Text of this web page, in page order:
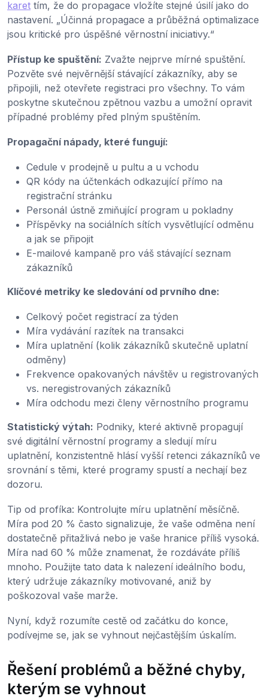
karet tím, že do propagace vložíte stejné úsilí jako do
nastavení. „Účinná propagace a průběžná optimalizace
jsou kritické pro úspěšné věrnostní iniciativy.“
Přístup ke spuštění: Zvažte nejprve mírné spuštění.
Pozvěte své nejvěrnější stávající zákazníky, aby se
připojili, než otevřete registraci pro všechny. To vám
poskytne skutečnou zpětnou vazbu a umožní opravit
případné problémy před plným spuštěním.
Propagační nápady, které fungují:
Cedule v prodejně u pultu a u vchodu
QR kódy na účtenkách odkazující přímo na
registrační stránku
Personál ústně zmiňující program u pokladny
Příspěvky na sociálních sítích vysvětlující odměnu
a jak se připojit
E-mailové kampaně pro váš stávající seznam
zákazníků
Klíčové metriky ke sledování od prvního dne:
Celkový počet registrací za týden
Míra vydávání razítek na transakci
Míra uplatnění (kolik zákazníků skutečně uplatní
odměny)
Frekvence opakovaných návštěv u registrovaných
vs. neregistrovaných zákazníků
Míra odchodu mezi členy věrnostního programu
Statistický výtah: Podniky, které aktivně propagují
své digitální věrnostní programy a sledují míru
uplatnění, konzistentně hlásí vyšší retenci zákazníků ve
srovnání s těmi, které programy spustí a nechají bez
dozoru.
Tip od profíka: Kontrolujte míru uplatnění měsíčně.
Míra pod 20 % často signalizuje, že vaše odměna není
dostatečně přitažlivá nebo je vaše hranice příliš vysoká.
Míra nad 60 % může znamenat, že rozdáváte příliš
mnoho. Použijte tato data k nalezení ideálního bodu,
který udržuje zákazníky motivované, aniž by
poškozoval vaše marže.
Nyní, když rozumíte cestě od začátku do konce,
podívejme se, jak se vyhnout nejčastějším úskalím.
Řešení problémů a běžné chyby,
kterým se vyhnout